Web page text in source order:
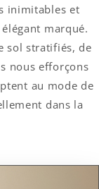
inimitables et
marqué.
sol stratifiés, de
nous efforçons
au mode de
dans la